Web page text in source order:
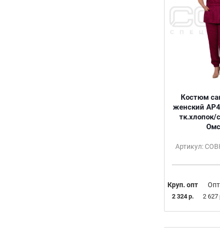
Костюм
женский
тк.хлопок/
Артикул:
Круп. опт
2 324 р.
Опт
2 627